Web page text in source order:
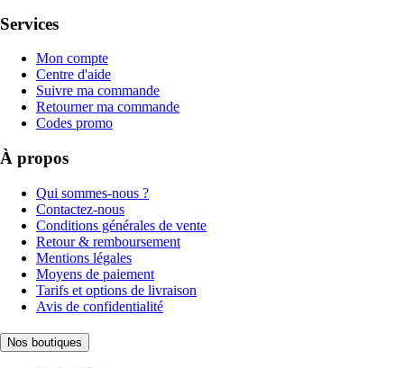
Services
Mon compte
Centre d'aide
Suivre ma commande
Retourner ma commande
Codes promo
À propos
Qui sommes-nous ?
Contactez-nous
Conditions générales de vente
Retour & remboursement
Mentions légales
Moyens de paiement
Tarifs et options de livraison
Avis de confidentialité
Nos boutiques